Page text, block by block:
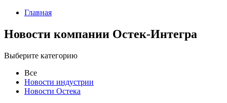
Главная
Новости компании Остек-Интегра
Выберите категорию
Все
Новости индустрии
Новости Остека